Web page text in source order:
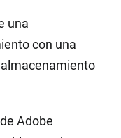
una
con una
Adobe